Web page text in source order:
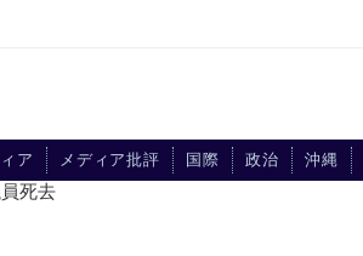
ア メディア批評 国際 政治 沖縄
死去